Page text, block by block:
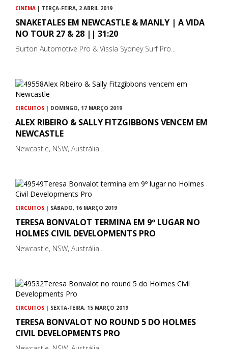
CINEMA | TERÇA-FEIRA, 2 ABRIL 2019
SNAKETALES EM NEWCASTLE & MANLY | A VIDA
NO TOUR 27 & 28 || 31:20
Burton Automotive Pro & Vissla Sydney Surf Pro...
CIRCUITOS | DOMINGO, 17 MARÇO 2019
ALEX RIBEIRO & SALLY FITZGIBBONS VENCEM EM
NEWCASTLE
Newcastle, NSW, Austrália...
CIRCUITOS | SÁBADO, 16 MARÇO 2019
TERESA BONVALOT TERMINA EM 9º LUGAR NO
HOLMES CIVIL DEVELOPMENTS PRO
Newcastle, NSW, Austrália...
CIRCUITOS | SEXTA-FEIRA, 15 MARÇO 2019
TERESA BONVALOT NO ROUND 5 DO HOLMES
CIVIL DEVELOPMENTS PRO